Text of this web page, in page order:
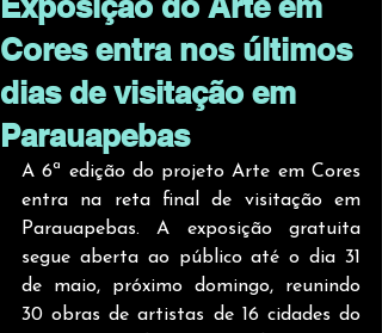
Cores entra nos últimos
dias de visitação em
Parauapebas
A 6ª edição do projeto Arte em Cores
entra na reta final de visitação em
Parauapebas. A exposição gratuita
segue aberta ao público até o dia 31
de maio, próximo domingo, reunindo
30 obras de artistas de 16 cidades do